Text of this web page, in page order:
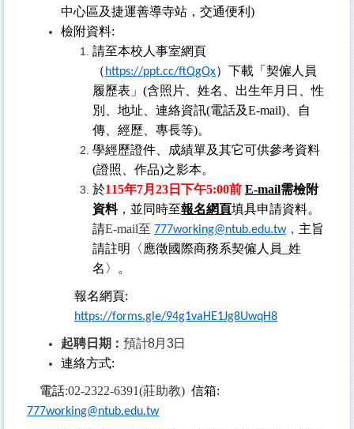
中心區及捷運善導寺站，交通便利)
檢附資料:
請至本校人事室網頁
（ https://ppt.cc/ftQgQx）下載「契僱人員
履歷表」(含照片、姓名、出生年月日、性
別、地址、連絡資訊(電話及E-mail)、自
傳、經歷、專長等)。
學經歷證件、成績單及其它可供參考資料
(證照、作品)之影本。
於115年7月23日下午5:00前 E-mail需檢附
資料，並同時至報名網頁填具申請資料。
請E-mail至 777working@ntub.edu.tw， 主旨
請註明〈應徵國際商務系契僱人員_姓
名〉。
報名網頁:
https://forms.gle/94g1vaHE1Jg8UwqH8
起聘日期：預計8月3日
連絡方式:
電話:02-2322-6391(莊助教) 信箱:
777working@ntub.edu.tw